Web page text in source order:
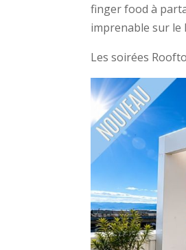
finger food à
imprenable sur le
Les soirées